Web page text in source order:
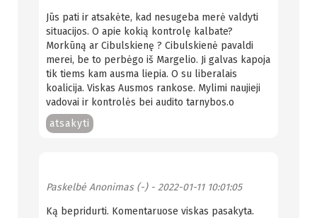
Jūs pati ir atsakėte, kad nesugeba merė valdyti
situacijos. O apie kokią kontrolę kalbate?
Morkūną ar Cibulskienę ? Cibulskienė pavaldi
merei, be to perbėgo iš Margelio. Ji galvas kapoja
tik tiems kam ausma liepia. O su liberalais
koalicija. Viskas Ausmos rankose. Mylimi naujieji
vadovai ir kontrolės bei audito tarnybos.o
atsakyti
Paskelbė Anonimas (-)- 2022-01-11 10:01:05
Ką bepridurti. Komentaruose viskas pasakyta.